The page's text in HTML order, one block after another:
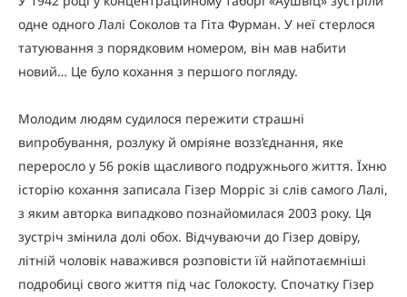
одне одного Лалі Соколов та Гіта Фурман. У неї стерлося
татуювання з порядковим номером, він мав набити
новий… Це було кохання з першого погляду.
Молодим людям судилося пережити страшні
випробування, розлуку й омріяне возз’єднання, яке
переросло у 56 років щасливого подружнього життя. Їхню
історію кохання записала Гізер Морріс зі слів самого Лалі,
з яким авторка випадково познайомилася 2003 року. Ця
зустріч змінила долі обох. Відчуваючи до Гізер довіру,
літній чоловік наважився розповісти їй найпотаємніші
подробиці свого життя під час Голокосту. Спочатку Гізер